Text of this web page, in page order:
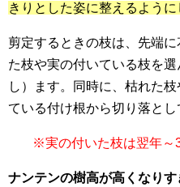
きりとした姿に整えるように
剪定するときの枝は、先端
た枝や実の付いている枝を
し）ます。同時に、枯れた
ている付け根から切り落とし
※実の付いた枝は翌年～
ナンテンの樹高が高くなりす